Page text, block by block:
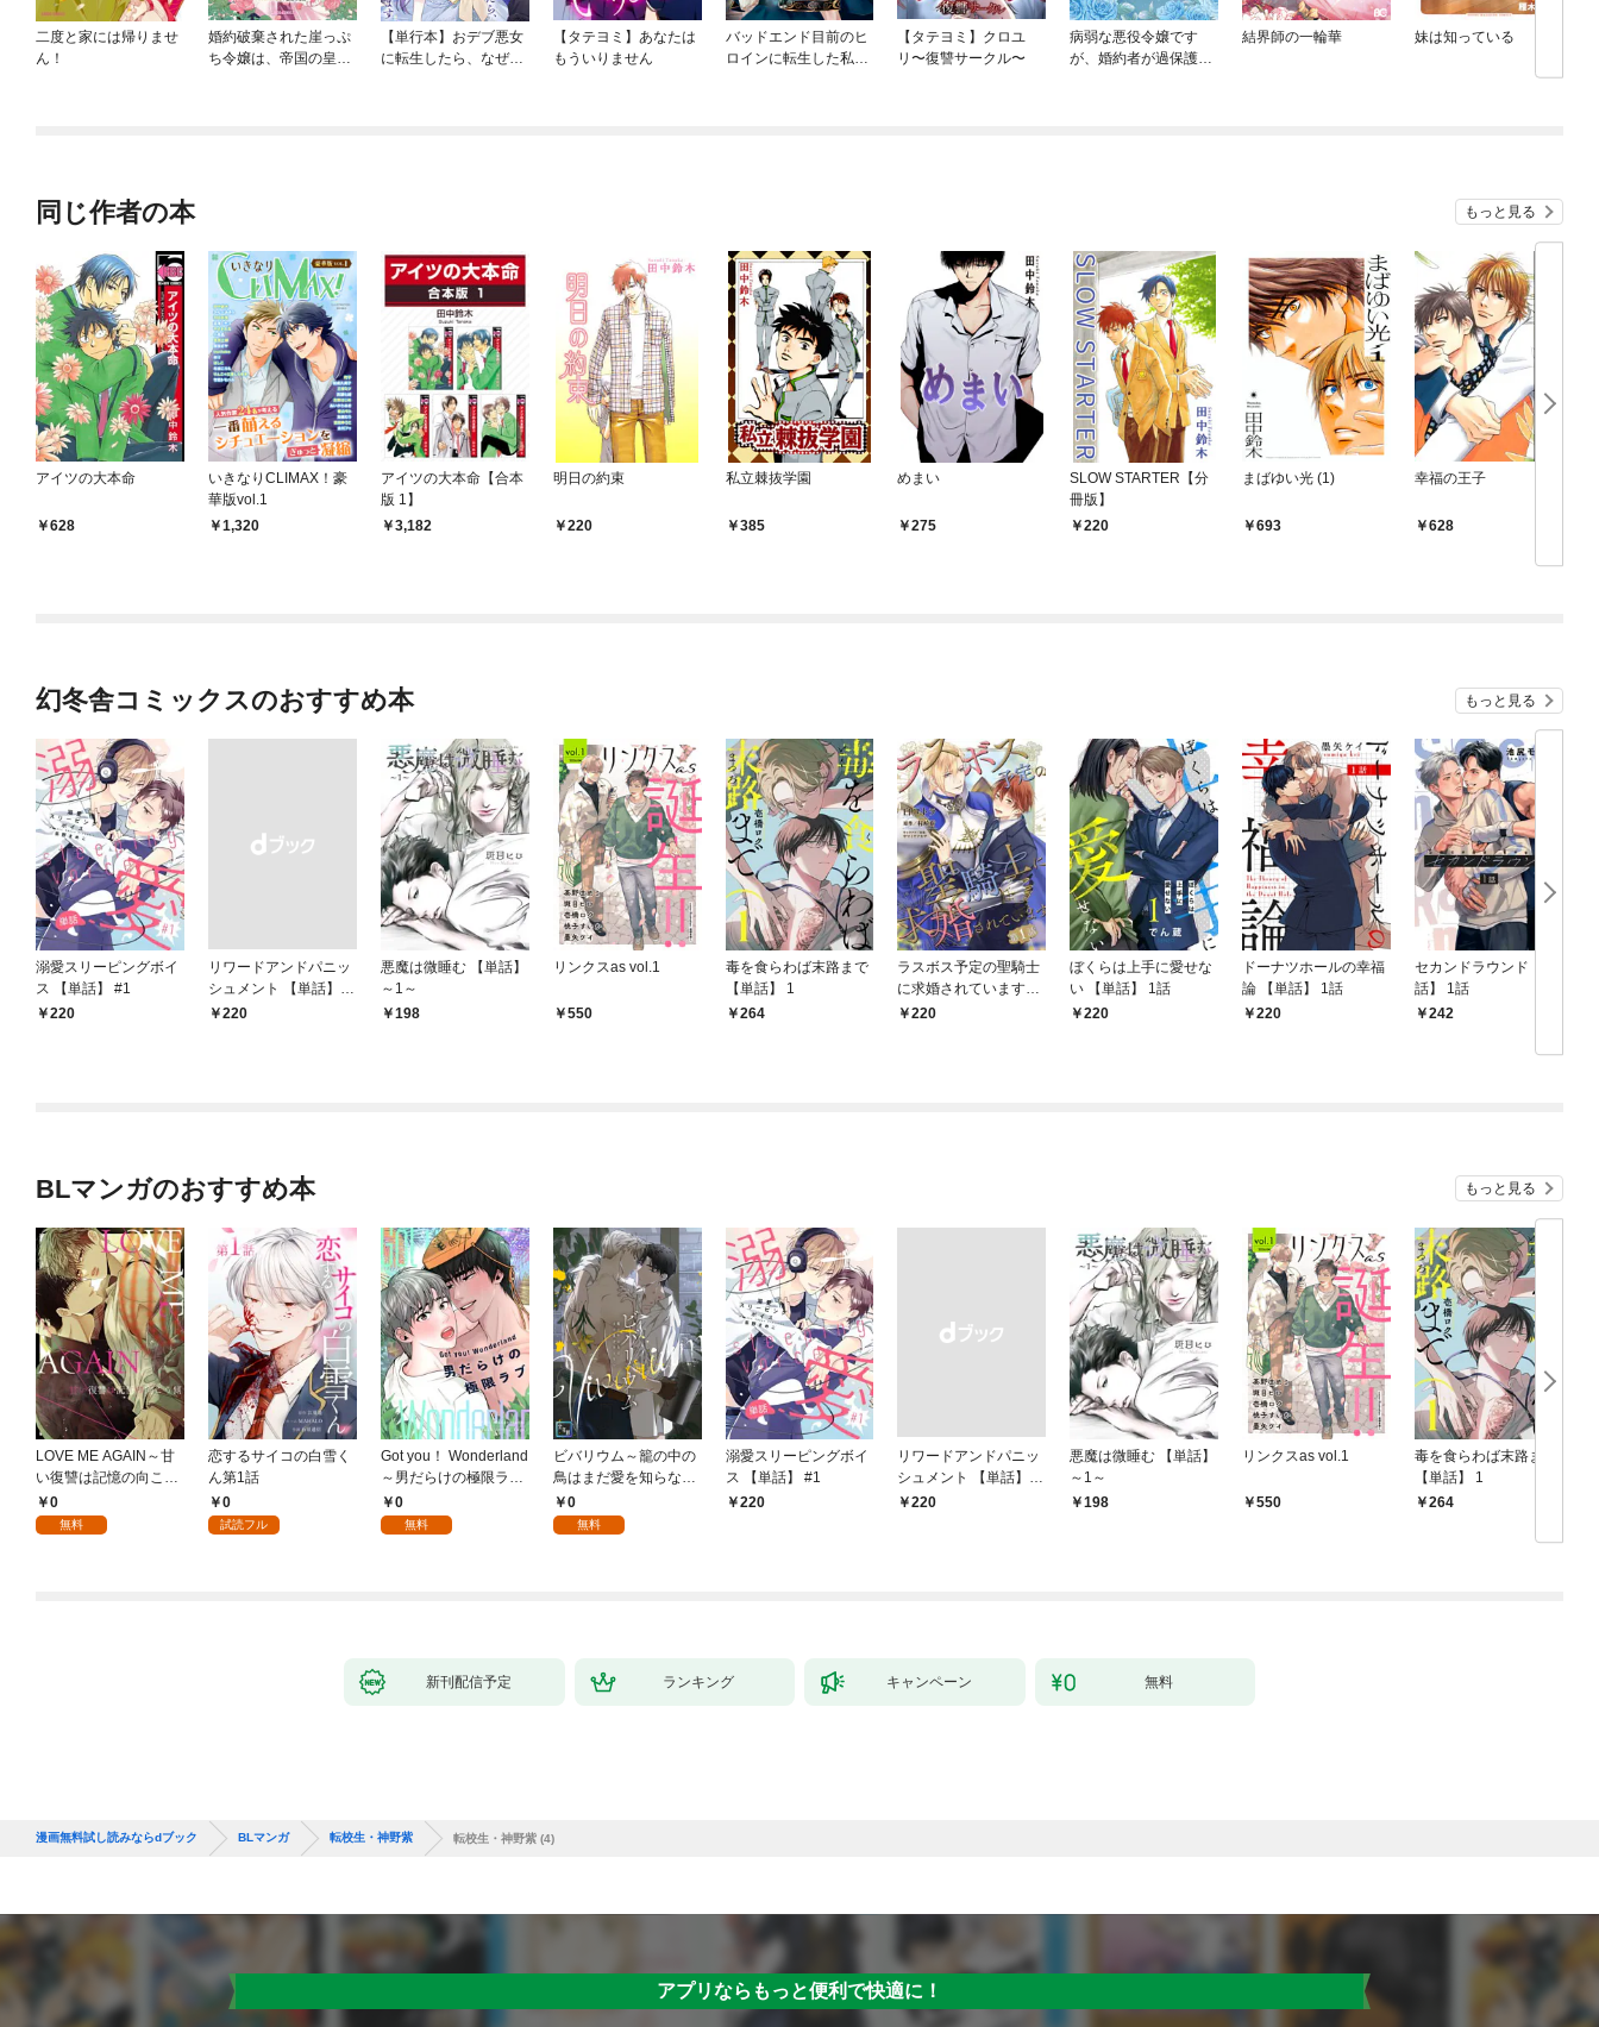
二度と家には帰りませ
ん！
婚約破棄された崖っぷ
ち令嬢は、帝国の皇弟
【単行本】おデブ悪女
に転生したら、なぜか
【タテヨミ】あなたは
もういりません
バッドエンド目前のヒ
ロインに転生した私、
【タテヨミ】クロユ
リ〜復讐サークル〜
病弱な悪役令嬢です
が、婚約者が過保護す
結界師の一輪華 妹は知っている
同じ作者の本 もっと見る
アイツの大本命
628
いきなりCLIMAX！豪
華版vol.1
1,320
アイツの大本命【合本
版 1】
3,182
明日の約束
220
私立棘抜学園
385
めまい
275
SLOW STARTER【分
冊版】
220
まばゆい光 (1)
693
幸福の王子
628
幻冬舎コミックスのおすすめ本 もっと見る
溺愛スリーピングボイ
ス 【単話】 #1
220
リワードアンドパニッ
シュメント 【単話】
第1話
￥220
悪魔は微睡む 【単話】
～1～
198
リンクスas vol.1
550
毒を食らわば末路まで
【単話】 1
264
ラスボス予定の聖騎士
に求婚されています
【単話】 1話
220
ぼくらは上手に愛せな
い 【単話】 1話
220
ドーナツホールの幸福
論 【単話】 1話
220
セカンドラウンド 【単
話】 1話
242
BLマンガのおすすめ本 もっと見る
LOVE ME AGAIN～甘
い復讐は記憶の向こう
側～(1)
0
無料
恋するサイコの白雪く
ん第1話
0
試読フル
Got you！ Wonderland
～男だらけの極限ラブ
～(1)
0
無料
ビバリウム～籠の中の
鳥はまだ愛を知らない
【全年齢版】(1)
0
無料
溺愛スリーピングボイ
ス 【単話】 #1
220
リワードアンドパニッ
シュメント 【単話】
第1話
￥220
悪魔は微睡む 【単話】
～1～
198
リンクスas vol.1
550
毒を食らわば末路まで
【単話】 1
264
新刊配信予定 ランキング キャンペーン 無料
漫画無料試し読みならdブック BLマンガ 転校生・神野紫 転校生・神野紫 (4)
アプリならもっと便利で快適に！